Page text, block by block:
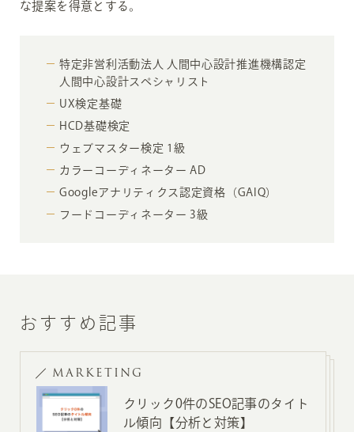
な提案を得意とする。
特定非営利活動法人 人間中心設計推進機構認定
人間中心設計スペシャリスト
UX検定基礎
HCD基礎検定
ウェブマスター検定 1級
カラーコーディネーター AD
Googleアナリティクス認定資格（GAIQ）
フードコーディネーター 3級
おすすめ記事
MARKETING
クリック0件のSEO記事のタイト
ル傾向【分析と対策】